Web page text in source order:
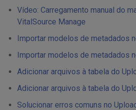
Vídeo: Carregamento manual do
VitalSource Manage
Importar modelos de metadados
Importar modelos de metadados
Adicionar arquivos à tabela do
Adicionar arquivos à tabela do
Solucionar erros comuns no